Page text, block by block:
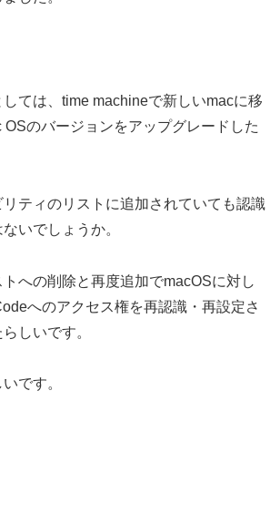
ては、time machineで新しいmacに移
OSのバージョンをアップグレードした
ティのリストに追加されていても認識
いでしょうか。
への削除と再度追加でmacOSに対し
へのアクセス権を再認識・再設定さ
しいです。
です。